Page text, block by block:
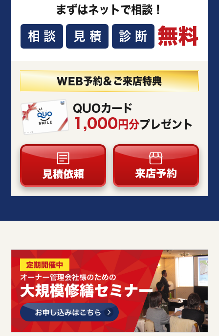
まずはネットで相談！
相談 見積 診断 無料
WEB予約＆ご来店特典
QUOカード
1,000円分プレゼント